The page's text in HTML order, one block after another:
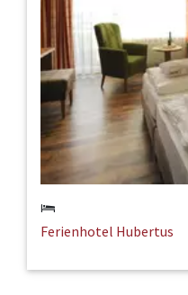
Ferienhotel Hubertus